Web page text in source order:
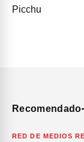
Recomendado
RED DE MEDIOS